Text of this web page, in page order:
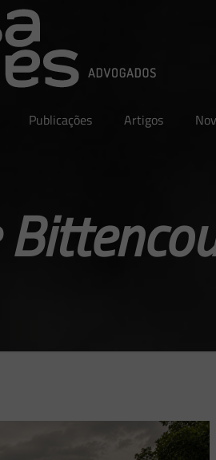
Publicações Artigos